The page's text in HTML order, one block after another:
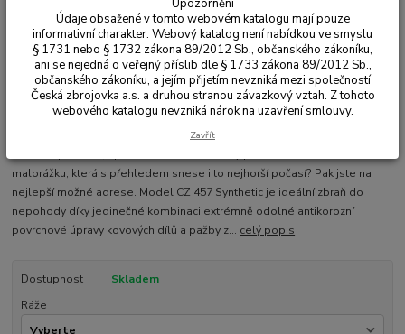
malorážku, která s přehledem snese i to nejhorší počasí? Pak jste na
nejlepší možné adrese. Model CZ 457 Synthetic je ideální zbraň do
nepohody díky jedinečné kombinaci extrémně odolné antikorozní
povrchové úpravy kovových dílů a pažby z... celý popis
Dostupnost
Skladem
Ráže
Upozornění
Údaje obsažené v tomto webovém katalogu mají pouze
informativní charakter. Webový katalog není nabídkou ve smyslu
§ 1731 nebo § 1732 zákona 89/2012 Sb., občanského zákoníku,
ani se nejedná o veřejný příslib dle § 1733 zákona 89/2012 Sb.,
občanského zákoníku, a jejím přijetím nevzniká mezi společností
Česká zbrojovka a.s. a druhou stranou závazkový vztah. Z tohoto
webového katalogu nevzniká nárok na uzavření smlouvy.
Zavřít